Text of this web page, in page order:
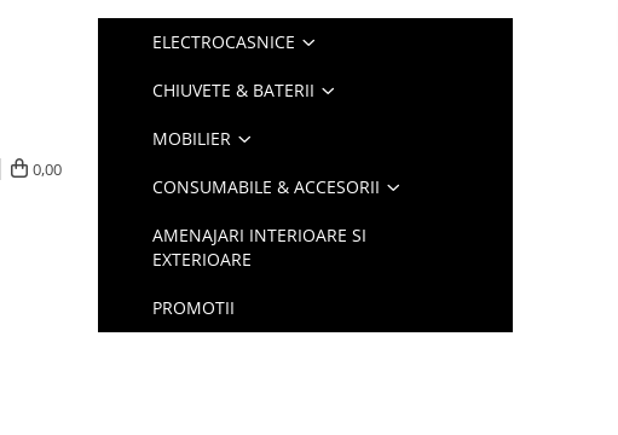
0,00
ELECTROCASNICE
CHIUVETE & BATERII
MOBILIER
CONSUMABILE & ACCESORII
AMENAJARI INTERIOARE SI
EXTERIOARE
PROMOTII